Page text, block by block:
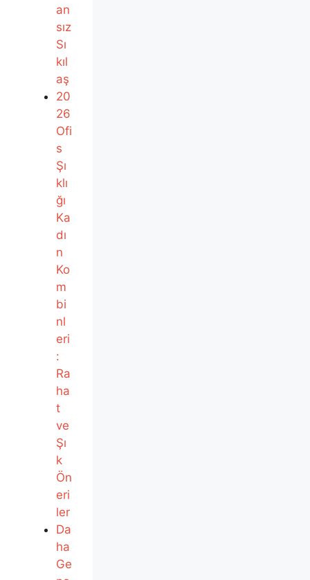
an
sız
Sı
kıl
aş
20
26
Ofi
s
Şı
klı
ğı
Ka
dı
n
Ko
m
bi
nl
eri
:
Ra
ha
t
ve
Şı
k
Ön
eri
ler
Da
ha
Ge